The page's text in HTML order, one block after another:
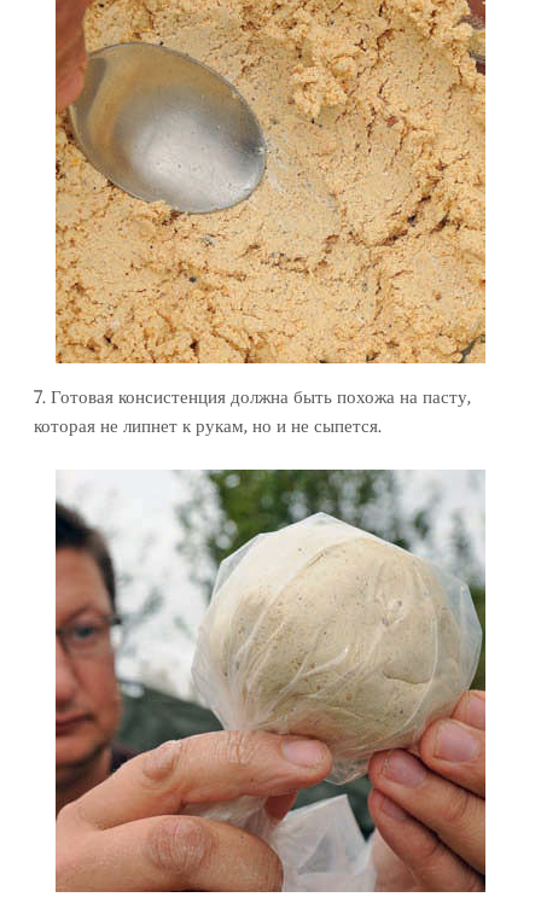
7. Готовая консистенция должна быть похожа на пасту,
которая не липнет к рукам, но и не сыпется.